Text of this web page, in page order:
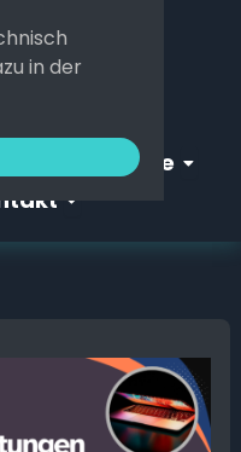
in der
Open Webgeflüster
Service